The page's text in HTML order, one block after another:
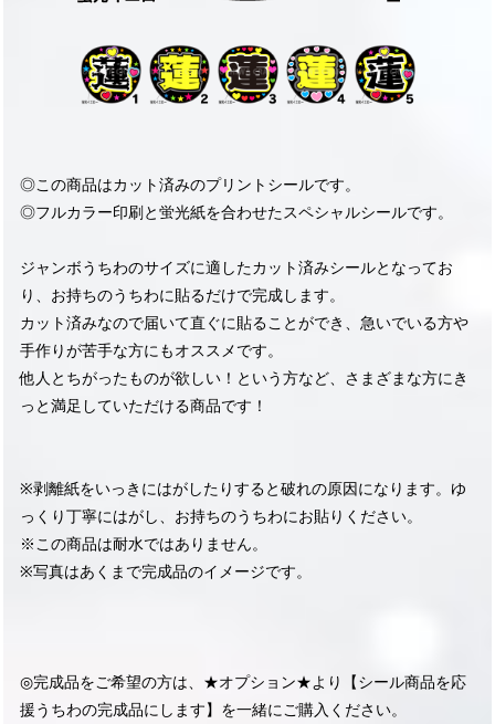
◎この商品はカット済みのプリントシールです。
◎フルカラー印刷と蛍光紙を合わせたスペシャルシールです。
ジャンボうちわのサイズに適したカット済みシールとなってお
り、お持ちのうちわに貼るだけで完成します。
カット済みなので届いて直ぐに貼ることができ、急いでいる方や
手作りが苦手な方にもオススメです。
他人とちがったものが欲しい！という方など、さまざまな方にき
っと満足していただける商品です！
※剥離紙をいっきにはがしたりすると破れの原因になります。ゆ
っくり丁寧にはがし、お持ちのうちわにお貼りください。
※この商品は耐水ではありません。
※写真はあくまで完成品のイメージです。
◎完成品をご希望の方は、★オプション★より【シール商品を応
援うちわの完成品にします】を一緒にご購入ください。